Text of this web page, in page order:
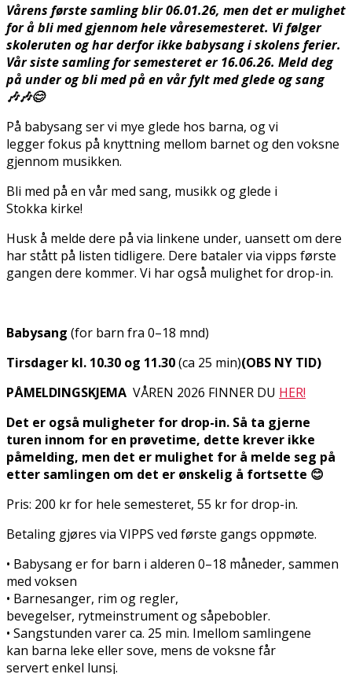
Vårens første samling blir 06.01.26, men det er mulighet
for å bli med gjennom hele våresemesteret. Vi følger
skoleruten og har derfor ikke babysang i skolens ferier.
Vår siste samling for semesteret er 16.06.26. Meld deg
på under og bli med på en vår fylt med glede og sang
🎶🎶😊
På babysang ser vi mye glede hos barna, og vi
legger fokus på knyttning mellom barnet og den voksne
gjennom musikken.
Bli med på en vår med sang, musikk og glede i
Stokka kirke!
Husk å melde dere på via linkene under, uansett om dere
har stått på listen tidligere. Dere bataler via vipps første
gangen dere kommer. Vi har også mulighet for drop-in.
Babysang (for barn fra 0–18 mnd)
Tirsdager kl. 10.30 og 11.30(ca 25 min)(OBS NY TID)
PÅMELDINGSKJEMA VÅREN 2026 FINNER DU HER!
Det er også muligheter for drop-in. Så ta gjerne
turen innom for en prøvetime, dette krever ikke
påmelding, men det er mulighet for å melde seg på
etter samlingen om det er ønskelig å fortsette 😊
Pris: 200 kr for hele semesteret, 55 kr for drop-in.
Betaling gjøres via VIPPS ved første gangs oppmøte.
• Babysang er for barn i alderen 0–18 måneder, sammen
med voksen
• Barnesanger, rim og regler,
bevegelser, rytmeinstrument og såpebobler.
• Sangstunden varer ca. 25 min. Imellom samlingene
kan barna leke eller sove, mens de voksne får
servert enkel lunsj.